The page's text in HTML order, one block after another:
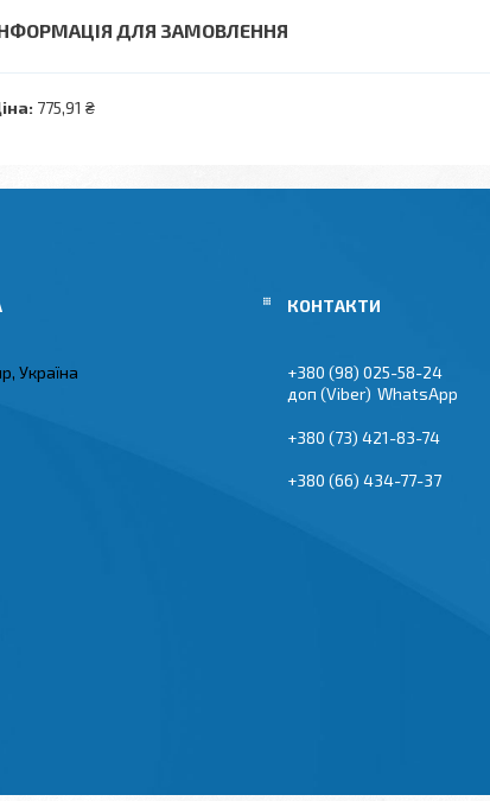
ДЛЯ ЗАМОВЛЕННЯ
775,91 ₴
Україна
+380 (98) 025-58-24
Viber WhatsApp
+380 (73) 421-83-74
+380 (66) 434-77-37